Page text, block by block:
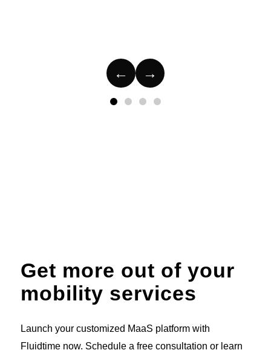
← →
Get more out of your
mobility services
Launch your customized MaaS platform with
Fluidtime now. Schedule a free consultation or learn